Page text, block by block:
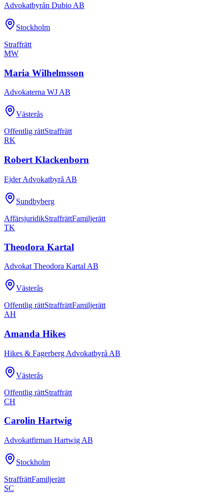
Advokatbyrån Dubio AB
Stockholm
Straffrätt
MW
Maria Wilhelmsson
Advokaterna WJ AB
Västerås
Offentlig rättStraffrätt
RK
Robert Klackenborn
Ejder Advokatbyrå AB
Sundbyberg
AffärsjuridikStraffrättFamiljerätt
TK
Theodora Kartal
Advokat Theodora Kartal AB
Västerås
Offentlig rättStraffrättFamiljerätt
AH
Amanda Hikes
Hikes & Fagerberg Advokatbyrå AB
Västerås
Offentlig rättStraffrätt
CH
Carolin Hartwig
Advokatfirman Hartwig AB
Stockholm
StraffrättFamiljerätt
SC